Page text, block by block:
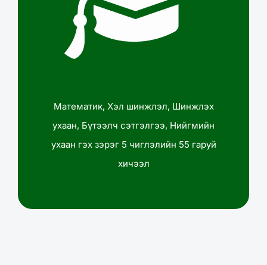
Математик, Хэл шинжлэл, Шинжлэх
ухаан, Бүтээлч сэтгэлгээ, Нийгмийн
ухаан гэх зэрэг 5 чиглэлийн 55 гаруй
хичээл